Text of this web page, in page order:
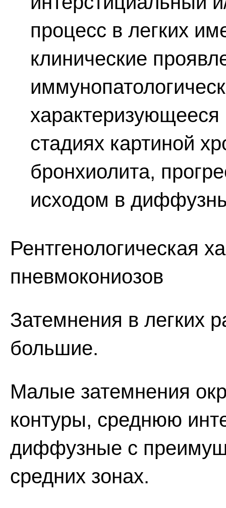
процесс в легких
клинические
стадиях картиной
бронхиолита,
исходом в
Рентгенологическая
пневмокониозов
Затемнения в легких
большие.
Малые затемнения
контуры, среднюю
диффузные с
средних зонах.